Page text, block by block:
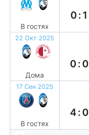
В гостях
0:1
22 Окт 2025
Дома
0:0
17 Сен 2025
В гостях
4:0